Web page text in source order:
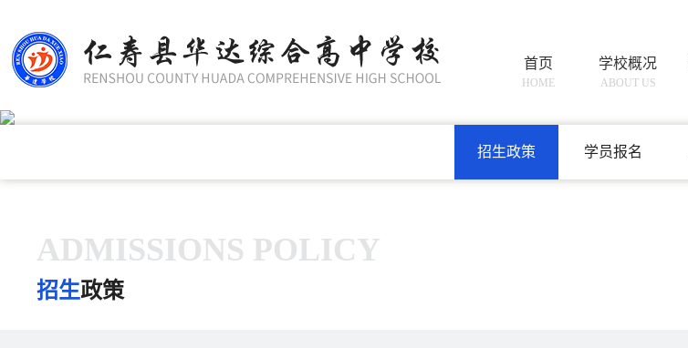
首页
HOME
学校概况
ABOUT US
招聘招生
ADMISSIONS
招生政策 学员报名
ADMISSIONS POLICY
招生政策